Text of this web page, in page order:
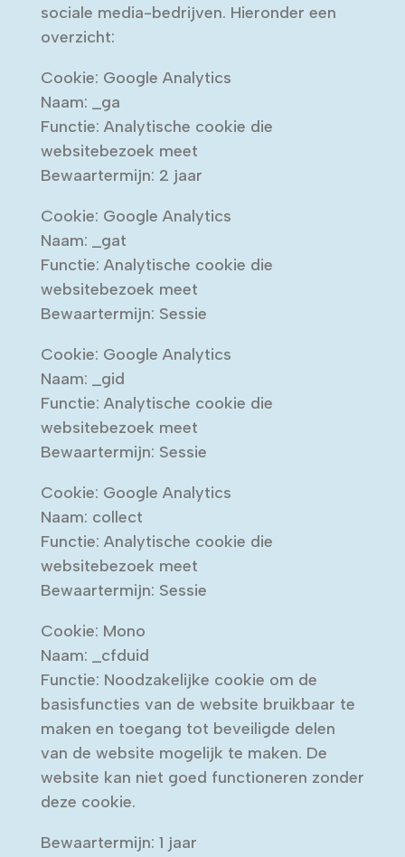
sociale media-bedrijven. Hieronder een
overzicht:
Cookie: Google Analytics
Naam: _ga
Functie: Analytische cookie die
websitebezoek meet
Bewaartermijn: 2 jaar
Cookie: Google Analytics
Naam: _gat
Functie: Analytische cookie die
websitebezoek meet
Bewaartermijn: Sessie
Cookie: Google Analytics
Naam: _gid
Functie: Analytische cookie die
websitebezoek meet
Bewaartermijn: Sessie
Cookie: Google Analytics
Naam: collect
Functie: Analytische cookie die
websitebezoek meet
Bewaartermijn: Sessie
Cookie: Mono
Naam: _cfduid
Functie: Noodzakelijke cookie om de
basisfuncties van de website bruikbaar te
maken en toegang tot beveiligde delen
van de website mogelijk te maken. De
website kan niet goed functioneren zonder
deze cookie.
Bewaartermijn: 1 jaar